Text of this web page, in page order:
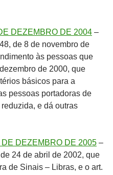
DEZEMBRO DE 2004 –
de 8 de novembro de
às pessoas que
de 2000, que
básicos para a
pessoas portadoras de
e dá outras
DEZEMBRO DE 2005 –
24 de abril de 2002, que
de Sinais – Libras, e o art.